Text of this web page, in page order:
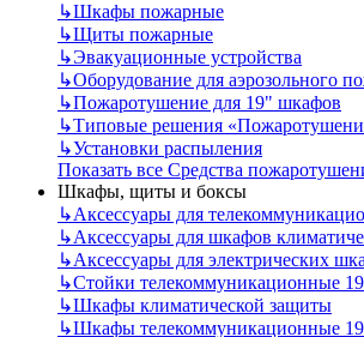
↳Шкафы пожарные
↳Щиты пожарные
↳Эвакуационные устройства
↳Оборудование для аэрозольного
↳Пожаротушение для 19" шкафов
↳Типовые решения
↳Установки распыления
Показать все Средства
Шкафы, щиты и боксы
↳Аксессуары для
↳Аксессуары для шкафов
↳Аксессуары для электрических
↳Стойки телекоммуникационные
↳Шкафы климатической защиты
↳Шкафы телекоммуникационные